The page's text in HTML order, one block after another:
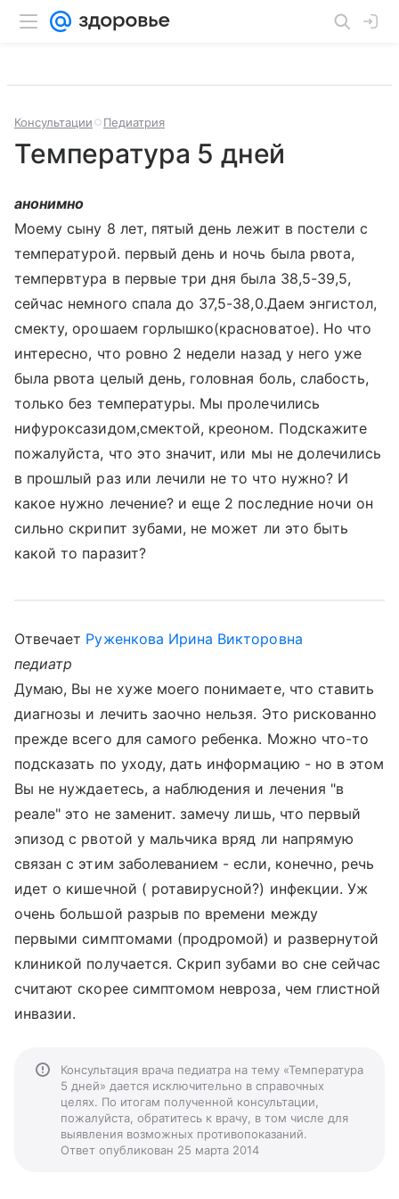
Консультации Педиатрия
Температура 5 дней
анонимно
Моему сыну 8 лет, пятый день лежит в постели с
температурой. первый день и ночь была рвота,
темпервтура в первые три дня была 38,5-39,5,
сейчас немного спала до 37,5-38,0.Даем энгистол,
смекту, орошаем горлышко(красноватое). Но что
интересно, что ровно 2 недели назад у него уже
была рвота целый день, головная боль, слабость,
только без температуры. Мы пролечились
нифуроксазидом,смектой, креоном. Подскажите
пожалуйста, что это значит, или мы не долечились
в прошлый раз или лечили не то что нужно? И
какое нужно лечение? и еще 2 последние ночи он
сильно скрипит зубами, не может ли это быть
какой то паразит?
Отвечает Руженкова Ирина Викторовна
педиатр
Думаю, Вы не хуже моего понимаете, что ставить
диагнозы и лечить заочно нельзя. Это рискованно
прежде всего для самого ребенка. Можно что-то
подсказать по уходу, дать информацию - но в этом
Вы не нуждаетесь, а наблюдения и лечения "в
реале" это не заменит. замечу лишь, что первый
эпизод с рвотой у мальчика вряд ли напрямую
связан с этим заболеванием - если, конечно, речь
идет о кишечной ( ротавирусной?) инфекции. Уж
очень большой разрыв по времени между
первыми симптомами (продромой) и развернутой
клиникой получается. Скрип зубами во сне сейчас
считают скорее симптомом невроза, чем глистной
инвазии.
Консультация врача педиатра на тему «Температура
5 дней» дается исключительно в справочных
целях. По итогам полученной консультации,
пожалуйста, обратитесь к врачу, в том числе для
выявления возможных противопоказаний.
Ответ опубликован 25 марта 2014